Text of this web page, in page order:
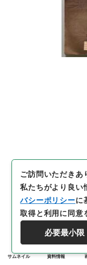
サムネイル 資料情報
ご訪問いただきあ
私たちがより良い
バシーポリシーに
取得と利用に同意
必要最小限